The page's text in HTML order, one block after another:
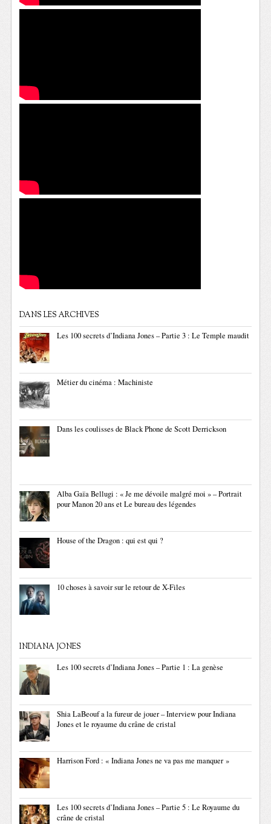
DANS LES ARCHIVES
Les 100 secrets d’Indiana Jones – Partie 3 : Le Temple maudit
Métier du cinéma : Machiniste
Dans les coulisses de Black Phone de Scott Derrickson
Alba Gaïa Bellugi : « Je me dévoile malgré moi » – Portrait
pour Manon 20 ans et Le bureau des légendes
House of the Dragon : qui est qui ?
10 choses à savoir sur le retour de X-Files
INDIANA JONES
Les 100 secrets d’Indiana Jones – Partie 1 : La genèse
Shia LaBeouf a la fureur de jouer – Interview pour Indiana
Jones et le royaume du crâne de cristal
Harrison Ford : « Indiana Jones ne va pas me manquer »
Les 100 secrets d’Indiana Jones – Partie 5 : Le Royaume du
crâne de cristal